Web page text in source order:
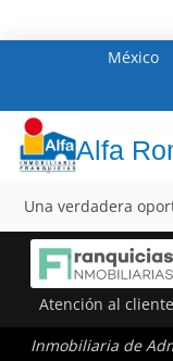
México
Alfa
Una verdadera
Atención al cliente
Inmobiliaria de